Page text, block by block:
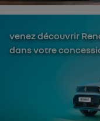
venez découvrir
dans votre